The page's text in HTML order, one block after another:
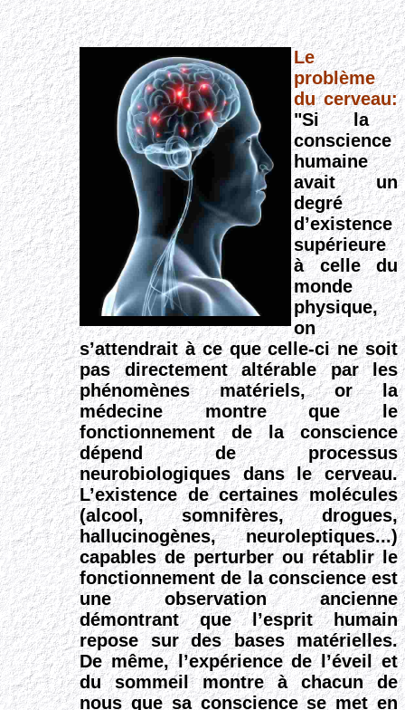
Le
problème
du cerveau:
"Si la
conscience
humaine
avait un
degré
d’existence
supérieure
à celle du
monde
physique,
on
s’attendrait à ce que celle-ci ne soit
pas directement altérable par les
phénomènes matériels, or la
médecine montre que le
fonctionnement de la conscience
dépend de processus
neurobiologiques dans le cerveau.
L’existence de certaines molécules
(alcool, somnifères, drogues,
hallucinogènes, neuroleptiques...)
capables de perturber ou rétablir le
fonctionnement de la conscience est
une observation ancienne
démontrant que l’esprit humain
repose sur des bases matérielles.
De même, l’expérience de l’éveil et
du sommeil montre à chacun de
nous que sa conscience se met en